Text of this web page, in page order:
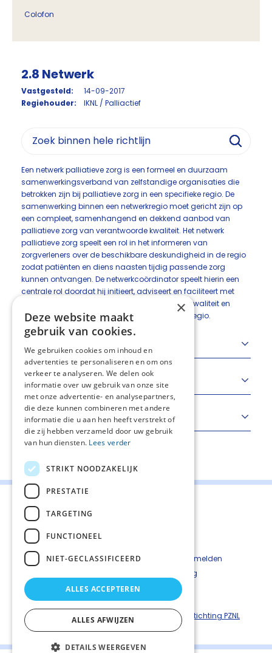
Colofon
2.8 Netwerk
Vastgesteld:
14-09-2017
Regiehouder:
IKNL / Palliactief
Een netwerk palliatieve zorg is een formeel en duurzaam
samenwerkingsverband van zelfstandige organisaties die
betrokken zijn bij palliatieve zorg in een specifieke regio. De
samenwerking binnen een netwerkregio moet gericht zijn op
een compleet, samenhangend en dekkend aanbod van
palliatieve zorg van verantwoorde kwaliteit. Het netwerk
palliatieve zorg speelt een rol in het informeren van
zorgverleners over de beschikbare deskundigheid in de regio
zodat patiënten en diens naasten tijdig passende zorg
kunnen ontvangen. De netwerkcoördinator speelt hierin een
centrale rol doordat hij initieert, adviseert en faciliteert met
betrekking tot de continue verbetering van de kwaliteit en
toegankelijkheid van de palliatieve zorg in de regio.
Standaard en criteria
Richtlijnen
Meetinstrumenten
Deel deze pagina:
Contact
Kwetsbaarheid melden
Privacyverkaring
Disclaimer
Richtlijnen palliatieve zorg is een uitgave van © Stichting PZNL
×
Deze website maakt
gebruik van cookies.
We gebruiken cookies om inhoud en
advertenties te personaliseren en om ons
verkeer te analyseren. We delen ook
informatie over uw gebruik van onze site
met onze advertentie- en analysepartners,
die deze kunnen combineren met andere
informatie die u aan hen heeft verstrekt of
die zij hebben verzameld door uw gebruik
van hun diensten. Lees verder
STRIKT NOODZAKELIJK
PRESTATIE
TARGETING
FUNCTIONEEL
NIET-GECLASSIFICEERD
ALLES ACCEPTEREN
ALLES AFWIJZEN
DETAILS WEERGEVEN